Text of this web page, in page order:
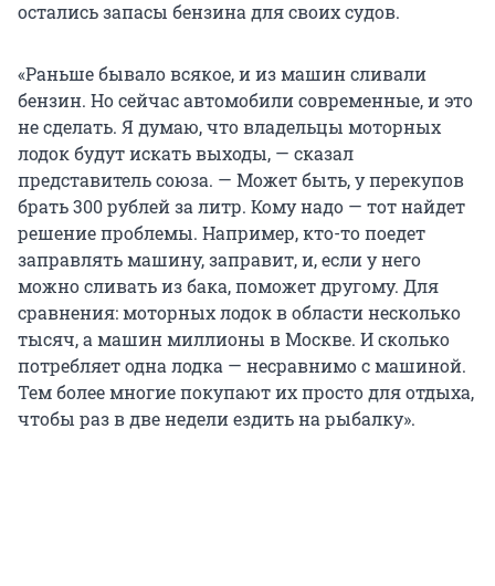
остались запасы бензина для своих судов.
«Раньше бывало всякое, и из машин сливали
бензин. Но сейчас автомобили современные, и это
не сделать. Я думаю, что владельцы моторных
лодок будут искать выходы, — сказал
представитель союза. — Может быть, у перекупов
брать 300 рублей за литр. Кому надо — тот найдет
решение проблемы. Например, кто-то поедет
заправлять машину, заправит, и, если у него
можно сливать из бака, поможет другому. Для
сравнения: моторных лодок в области несколько
тысяч, а машин миллионы в Москве. И сколько
потребляет одна лодка — несравнимо с машиной.
Тем более многие покупают их просто для отдыха,
чтобы раз в две недели ездить на рыбалку».